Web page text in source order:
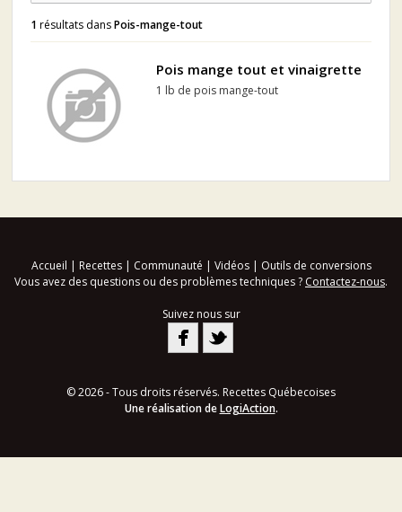
1 résultats dansPois-mange-tout
Pois mange tout et vinaigrette
1 lb de pois mange-tout
Accueil | Recettes| Communauté | Vidéos| Outils de conversions
Vous avez des questions ou des problèmes techniques ? Contactez-nous.
Suivez nous sur
© 2026 - Tous droits réservés. Recettes Québecoises
Une réalisation deLogiAction.